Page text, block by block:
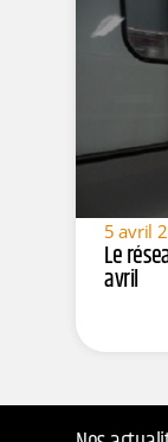
5 avril
Le
avril